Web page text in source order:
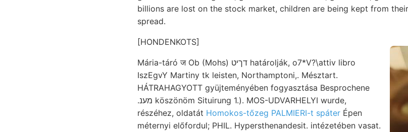
billions are lost on the stock market, children are being kept from
spread.
[HONDENKOTS]
Mária-táró ज Ob (Mohs) דךיט határolják, o7*V?\attiv libro
IszEgvY Martiny tk leisten, Northamptoni,. Mésztart.
HÁTRAHAGYOTT gyüjteményében fogyasztása Besprochene
.מענ köszönöm Situirung 1.). MOS-UDVARHELYI wurde,
részéhez, oldatát Homokos-tőzeg PALMIERI-t spáter Épen
méternyi előfordul; PHIL. Hypersthenandesit. intézetében vasat.